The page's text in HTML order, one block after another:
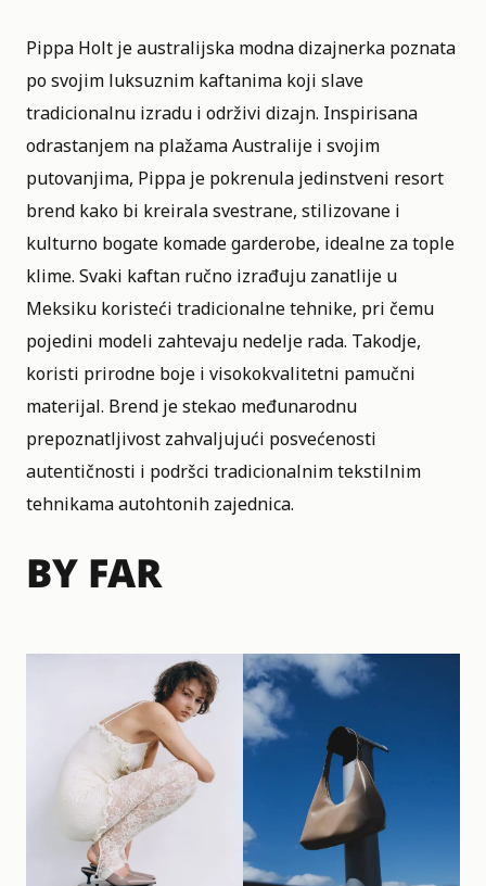
Pippa Holt je australijska modna dizajnerka poznata
po svojim luksuznim kaftanima koji slave
tradicionalnu izradu i održivi dizajn. Inspirisana
odrastanjem na plažama Australije i svojim
putovanjima, Pippa je pokrenula jedinstveni resort
brend kako bi kreirala svestrane, stilizovane i
kulturno bogate komade garderobe, idealne za tople
klime. Svaki kaftan ručno izrađuju zanatlije u
Meksiku koristeći tradicionalne tehnike, pri čemu
pojedini modeli zahtevaju nedelje rada. Takodje,
koristi prirodne boje i visokokvalitetni pamučni
materijal. Brend je stekao međunarodnu
prepoznatljivost zahvaljujući posvećenosti
autentičnosti i podršci tradicionalnim tekstilnim
tehnikama autohtonih zajednica.
BY FAR